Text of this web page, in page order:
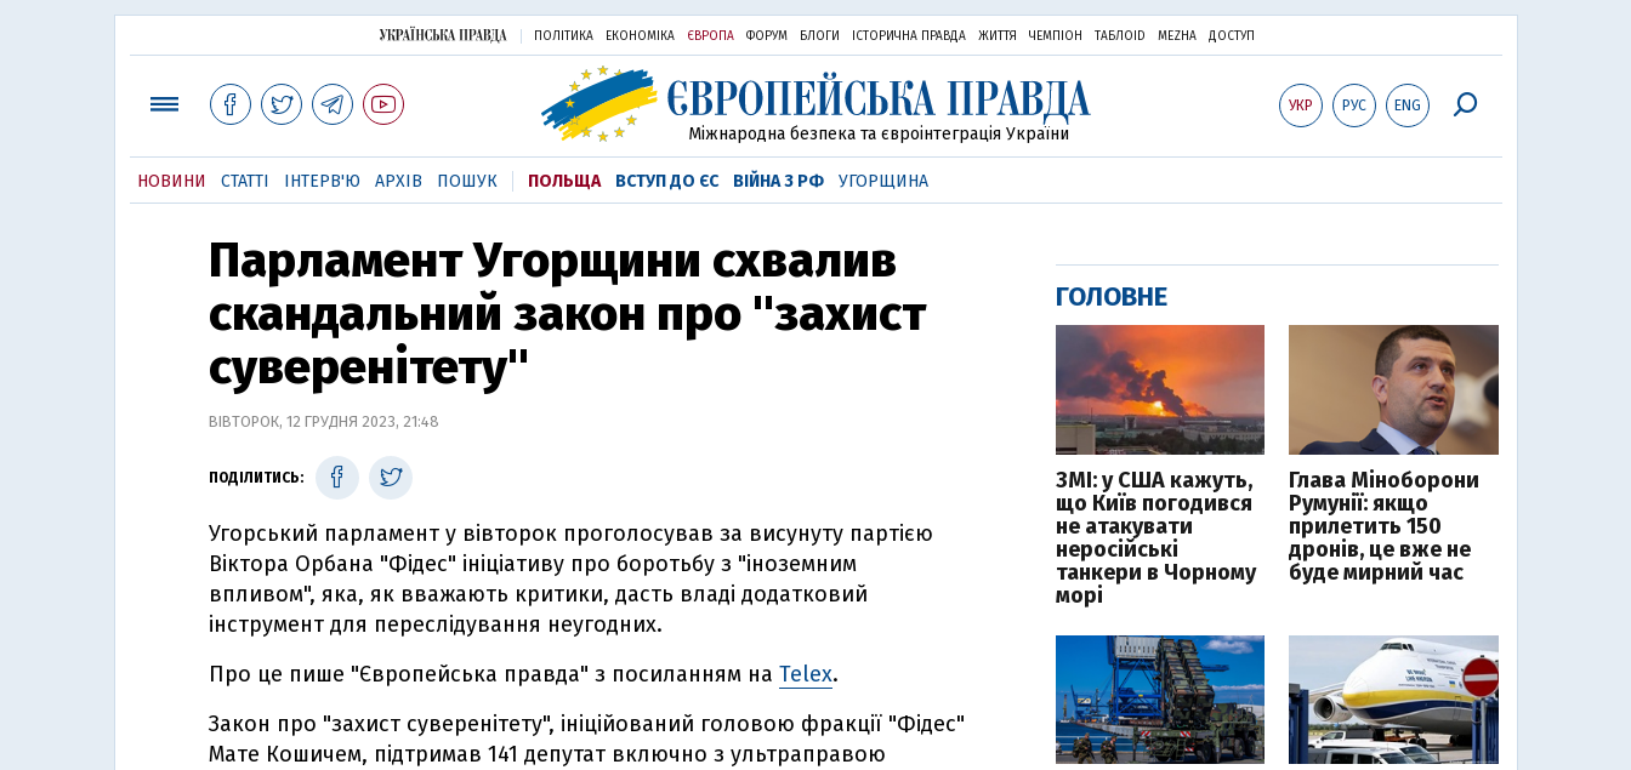
ПОЛІТИКА ЕКОНОМІКА ЄВРОПА ФОРУМ БЛОГИ ІСТОРИЧНА ПРАВДА ЖИТТЯ ЧЕМПІОН ТАБЛОID MEZHA ДОСТУП
УКР РУС ENG
Міжнародна безпека та євроінтеграція України
НОВИНИ СТАТТІ ІНТЕРВ'Ю АРХІВ ПОШУК ПОЛЬЩА ВСТУП ДО ЄС ВІЙНА З РФ УГОРЩИНА
Парламент Угорщини схвалив
скандальний закон про "захист
суверенітету"
ВІВТОРОК, 12 ГРУДНЯ 2023, 21:48
ПОДІЛИТИСЬ:
Угорський парламент у вівторок проголосував за висунуту партією
Віктора Орбана "Фідес" ініціативу про боротьбу з "іноземним
впливом", яка, як вважають критики, дасть владі додатковий
інструмент для переслідування неугодних.
Про це пише "Європейська правда" з посиланням на Telex.
Закон про "захист суверенітету", ініційований головою фракції "Фідес"
Мате Кошичем, підтримав 141 депутат включно з ультраправою
ГОЛОВНЕ
ЗМІ: у США кажуть,
що Київ погодився
не атакувати
неросійські
танкери в Чорному
морі
Глава Міноборони
Румунії: якщо
прилетить 150
дронів, це вже не
буде мирний час